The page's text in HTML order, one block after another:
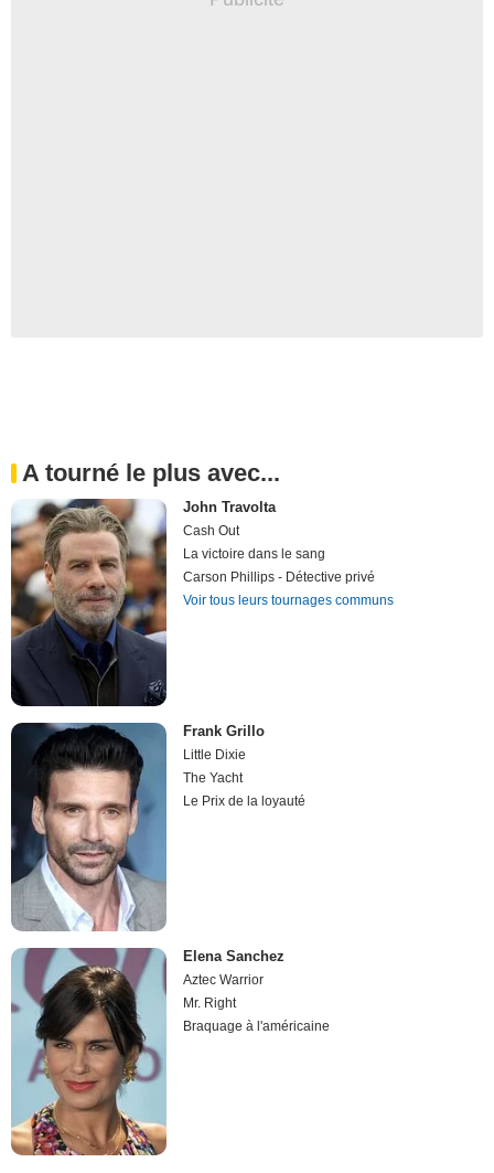
A tourné le plus avec...
John Travolta
Cash Out
La victoire dans le sang
Carson Phillips - Détective privé
Voir tous leurs tournages communs
Frank Grillo
Little Dixie
The Yacht
Le Prix de la loyauté
Elena Sanchez
Aztec Warrior
Mr. Right
Braquage à l'américaine